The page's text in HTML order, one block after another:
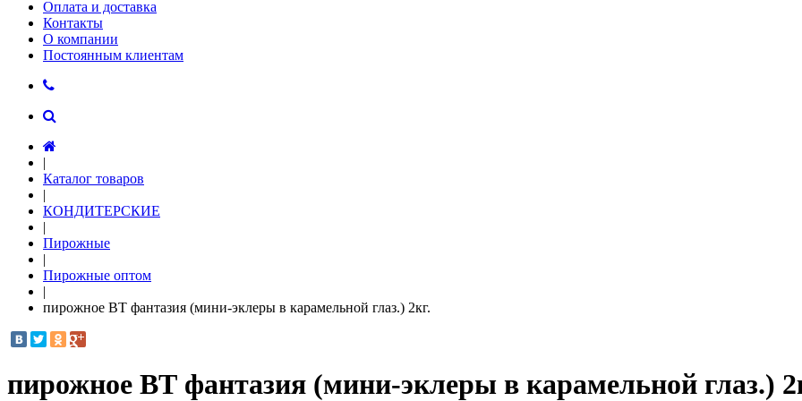
Оплата и доставка
Контакты
О компании
Постоянным клиентам
|
Каталог товаров
|
КОНДИТЕРСКИЕ
|
Пирожные
|
Пирожные оптом
|
пирожное ВТ фантазия (мини-эклеры в карамельной глаз.) 2кг.
пирожное ВТ фантазия (мини-эклеры в карамельной глаз.)